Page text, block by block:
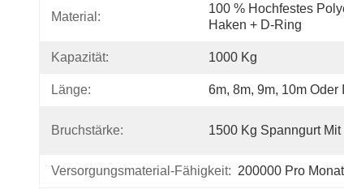
Material:
100 % Hochfestes
Haken + D-Ring
Kapazität: 1000 Kg
Länge: 6m, 8m, 9m, 10m Oder
Bruchstärke: 1500 Kg Spanngurt
Versorgungsmaterial-Fähigkeit: 200000 Pro Monat